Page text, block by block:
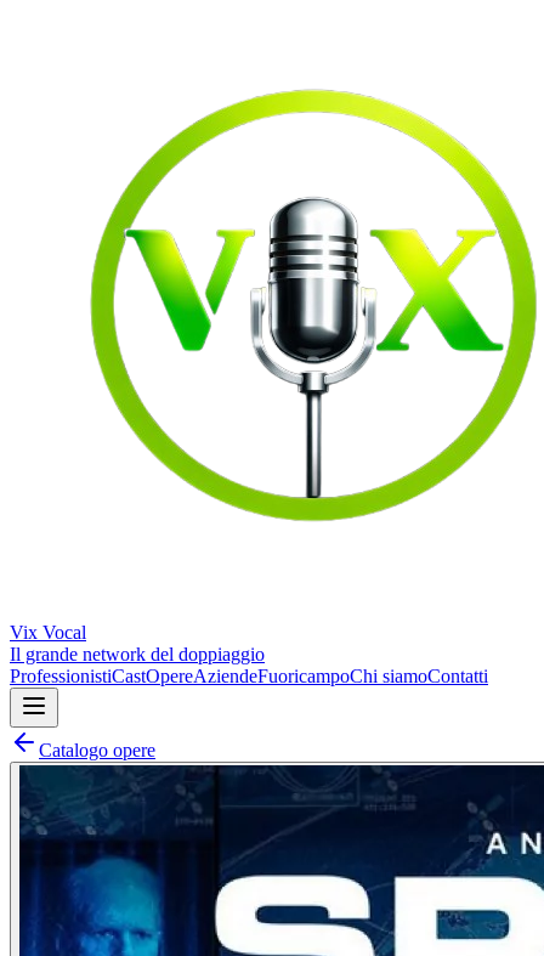
Vix Vocal
Il grande network del doppiaggio
ProfessionistiCastOpereAziendeFuoricampoChi siamoContatti
Catalogo opere